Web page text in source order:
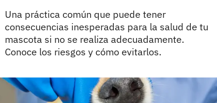
Una práctica común que puede tener
consecuencias inesperadas para la salud de tu
mascota si no se realiza adecuadamente.
Conoce los riesgos y cómo evitarlos.